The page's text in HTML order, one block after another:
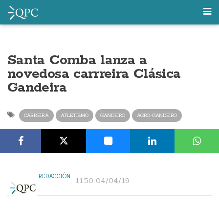
Santa Comba lanza a
novedosa carrreira Clásica
Gandeira
CARREIRA ATLETISMO GANDEIRO AGRO-GANDEIRO
REDACCIÓN 11:50 04/04/19